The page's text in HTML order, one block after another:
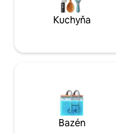
Kuchyňa
Bazén